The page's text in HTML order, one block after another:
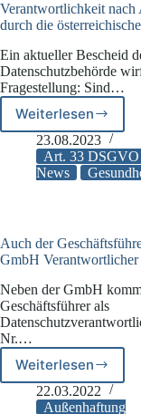
Verantwortlichkeit
durch die
Ein aktueller Bescheid
Datenschutzbehörde
Fragestellung: Sind…
Weiterlesen
nach
Art.
33
Klärung
durch
23.08.2023
Art. 33 DSGVO
News
Auch der
GmbH
Neben der GmbH
Geschäftsführer als
Nr.…
Weiterlesen
Auch
der
22.03.2022
Außenhaftung